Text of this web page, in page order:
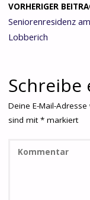
VORHERIGER
Seniorenresidenz
Lobberich
Schreibe
Deine E-Mail-
sind mit*markiert